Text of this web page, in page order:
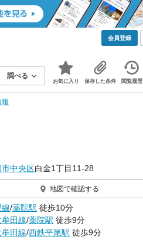
会員登録
調べる
お気に入り 保存した条件 閲覧履歴
市中央区白金1丁目11-28
地図で確認する
/薬院駅 徒歩10分
田線/薬院駅 徒歩9分
田線/西鉄平尾駅 徒歩9分